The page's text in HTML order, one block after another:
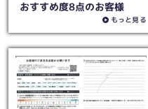
おすすめ度8点のお客様
もっと見る